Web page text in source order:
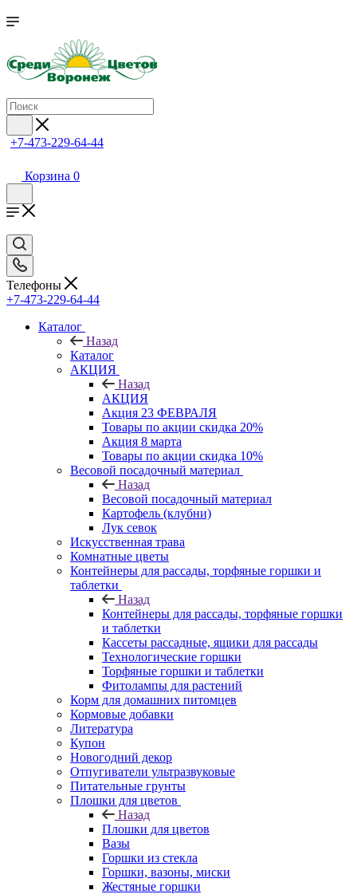
+7-473-229-64-44
Корзина 0
Телефоны
+7-473-229-64-44
Каталог
Назад
Каталог
АКЦИЯ
Назад
АКЦИЯ
Акция 23 ФЕВРАЛЯ
Товары по акции скидка 20%
Акция 8 марта
Товары по акции скидка 10%
Весовой посадочный материал
Назад
Весовой посадочный материал
Картофель (клубни)
Лук севок
Искусственная трава
Комнатные цветы
Контейнеры для рассады, торфяные горшки и
таблетки
Назад
Контейнеры для рассады, торфяные горшки
и таблетки
Кассеты рассадные, ящики для рассады
Технологические горшки
Торфяные горшки и таблетки
Фитолампы для растений
Корм для домашних питомцев
Кормовые добавки
Литература
Купон
Новогодний декор
Отпугиватели ультразвуковые
Питательные грунты
Плошки для цветов
Назад
Плошки для цветов
Вазы
Горшки из стекла
Горшки, вазоны, миски
Жестяные горшки